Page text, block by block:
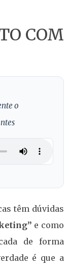
COM
o
têm dúvidas
e como
de forma
é que a